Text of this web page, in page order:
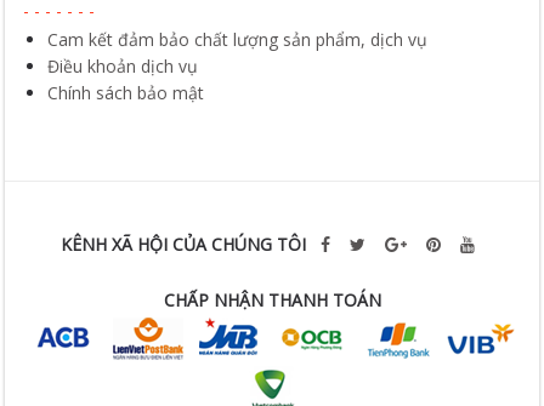
Cam kết đảm bảo chất lượng sản phẩm, dịch vụ
Điều khoản dịch vụ
Chính sách bảo mật
KÊNH XÃ HỘI CỦA CHÚNG TÔI
CHẤP NHẬN THANH TOÁN